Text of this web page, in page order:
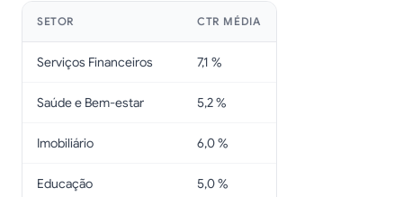
SETOR CTR MÉDIA
Serviços Financeiros 7,1 %
Saúde e Bem-estar 5,2 %
Imobiliário 6,0 %
Educação 5,0 %